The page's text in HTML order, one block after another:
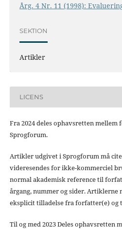
Årg. 4 Nr. 11 (1998):
SEKTION
Artikler
LICENS
Fra 2024 deles ophavsretten
Sprogforum.
Artikler udgivet i Sprogforum må
videresendes for ikke-kommerciel
normal akademisk reference til
årgang, nummer og sider. Artiklerne
eksplicit tilladelse fra forfatter(e) og
Til og med 2023 Deles ophavsretten